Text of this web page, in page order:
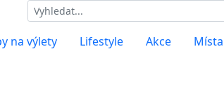
na výlety Lifestyle Akce Místa